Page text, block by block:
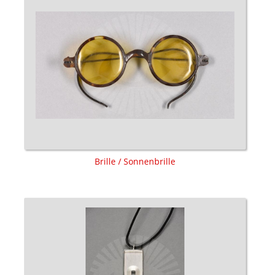
Brille / Sonnenbrille